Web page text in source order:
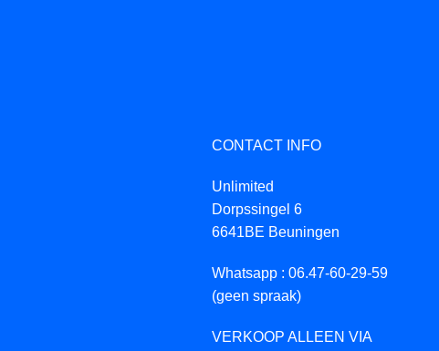
CONTACT INFO
Unlimited
Dorpssingel 6
6641BE Beuningen
Whatsapp : 06.47-60-29-59
(geen spraak)
VERKOOP ALLEEN VIA